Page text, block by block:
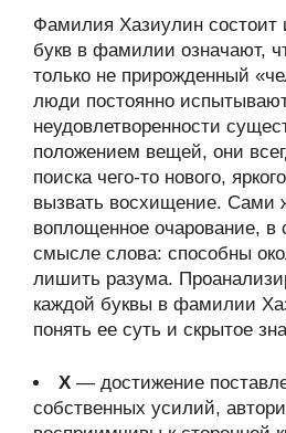
Фамилия Хазиулин состоит
букв в фамилии означают,
только не прирожденный
люди постоянно
неудовлетворенности
положением вещей, они
поиска чего-то нового,
вызвать восхищение. Сами
воплощенное очарование,
смысле слова: способны
лишить разума.
каждой буквы в фамилии
понять ее суть и скрытое
Х — достижение
собственных усилий,